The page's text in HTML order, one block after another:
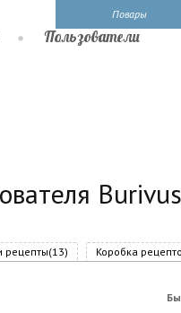
Повары
Пользователи
рецепты(13) Коробка